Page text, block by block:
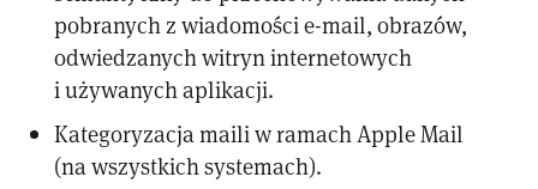
pobranych z wiadomości e-mail, obrazów,
odwiedzanych witryn internetowych
i używanych aplikacji.
Kategoryzacja maili w ramach Apple Mail
(na wszystkich systemach).